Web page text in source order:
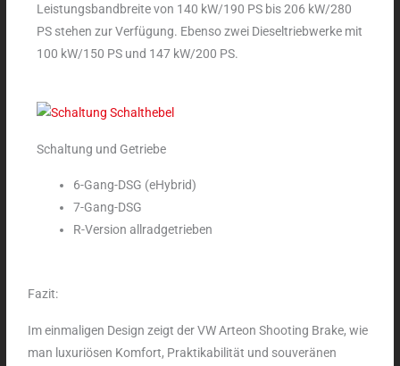
Leistungsbandbreite von 140 kW/190 PS bis 206 kW/280
PS stehen zur Verfügung. Ebenso zwei Dieseltriebwerke mit
100 kW/150 PS und 147 kW/200 PS.
Schaltung und Getriebe
6-Gang-DSG (eHybrid)
7-Gang-DSG
R-Version allradgetrieben
Fazit:
Im einmaligen Design zeigt der VW Arteon Shooting Brake, wie
man luxuriösen Komfort, Praktikabilität und souveränen